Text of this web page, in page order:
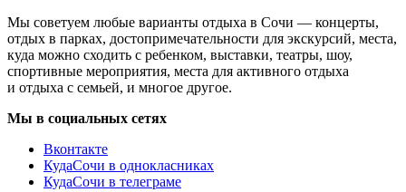
Мы советуем любые варианты отдыха в Сочи — концерты,
отдых в парках, достопримечательности для экскурсий, места,
куда можно сходить с ребенком, выставки, театры, шоу,
спортивные мероприятия, места для активного отдыха
и отдыха с семьей, и многое другое.
Мы в социальных сетях
Вконтакте
КудаСочи в однокласниках
КудаСочи в телеграме